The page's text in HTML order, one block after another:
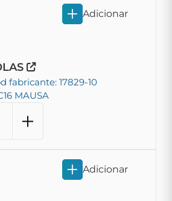
fabricante: 17829-10
MAUSA
Adicionar
Adicionar